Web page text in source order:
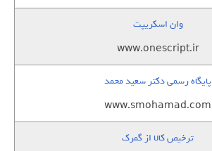
وان اسکریپت
www.onescript.ir
پایگاه رسمی دکتر سعید محمد
www.smohamad.com
ترخیص کالا از گمرک